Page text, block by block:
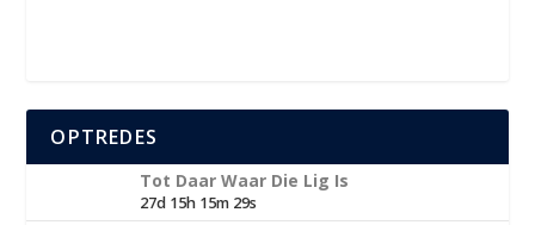
OPTREDES
Tot Daar Waar Die Lig Is
27d 15h 15m 29s